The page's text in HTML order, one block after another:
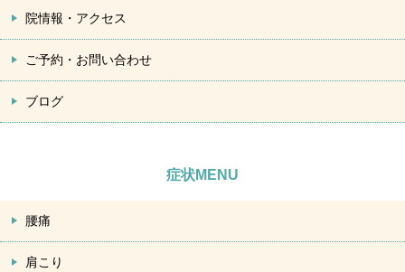
院情報・アクセス
ご予約・お問い合わせ
ブログ
症状MENU
腰痛
肩こり